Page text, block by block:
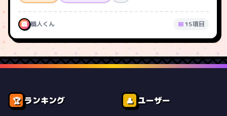
職 職人くん 15項目
🏆 ランキング 👤 ユーザー